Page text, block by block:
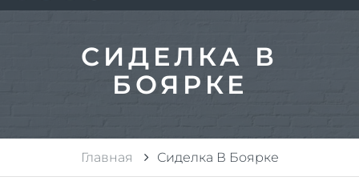
UA
СИДЕЛКА В
БОЯРКЕ
Главная Сиделка В Боярке